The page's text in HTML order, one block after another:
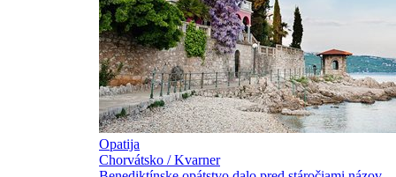
Opatija
Chorvátsko / Kvarner